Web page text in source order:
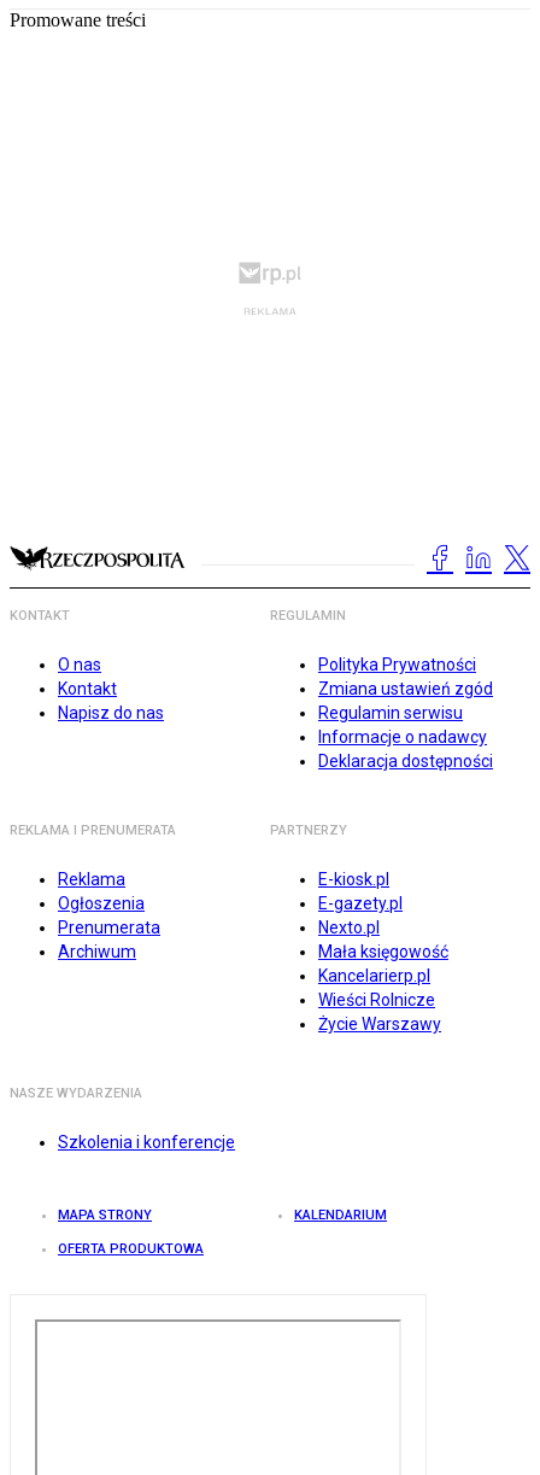
Promowane treści
KONTAKT
O nas
Kontakt
Napisz do nas
REGULAMIN
Polityka Prywatności
Zmiana ustawień zgód
Regulamin serwisu
Informacje o nadawcy
Deklaracja dostępności
REKLAMA I PRENUMERATA
Reklama
Ogłoszenia
Prenumerata
Archiwum
PARTNERZY
E-kiosk.pl
E-gazety.pl
Nexto.pl
Mała księgowość
Kancelarierp.pl
Wieści Rolnicze
Życie Warszawy
NASZE WYDARZENIA
Szkolenia i konferencje
MAPA STRONY KALENDARIUM
OFERTA PRODUKTOWA